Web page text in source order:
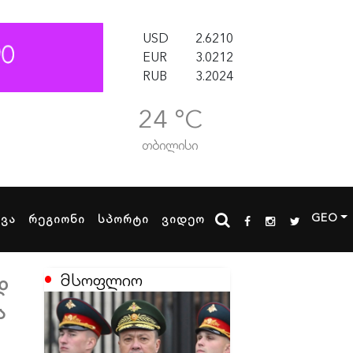
USD
2.6210
EUR
3.0212
RUB
3.2024
24 °C
თბილისი
რეგიონი სპორტი ვიდეო GEO
მსოფლიო